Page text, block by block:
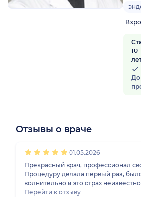
10
Отзывы о враче
01.05.2026
Прекрасный врач, профессионал
Процедуру делала первый раз,
волнительно и это страх неизвестности.
Петрович выслушал, всё подробно
Перейти к отзыву